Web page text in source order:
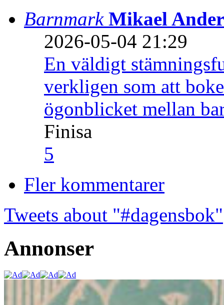
Barnmark Mikael
2026-05-04 21:29
En väldigt
verkligen som att
ögonblicket mellan
Finisa
5
Fler kommentarer
Tweets about "#dagensbok"
Annonser